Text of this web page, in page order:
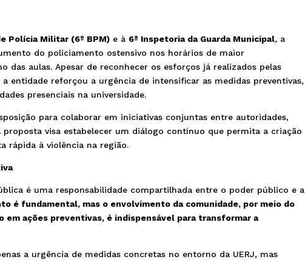
Polícia Militar (6º BPM) e à 6ª Inspetoria da Guarda Municipal, a
do policiamento ostensivo nos horários de maior
das aulas. Apesar de reconhecer os esforços já realizados pelas
entidade reforçou a urgência de intensificar as medidas preventivas,
presenciais na universidade.
para colaborar em iniciativas conjuntas entre autoridades,
proposta visa estabelecer um diálogo contínuo que permita a criação
rápida à violência na região.
é uma responsabilidade compartilhada entre o poder público e a
é fundamental, mas o envolvimento da comunidade, por meio do
em ações preventivas, é indispensável para transformar a
a urgência de medidas concretas no entorno da UERJ, mas